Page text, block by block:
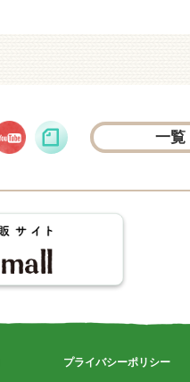
一覧
プライバシーポリシー